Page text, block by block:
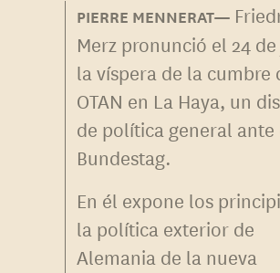
Merz pronunció el 24
la víspera de la cumbre
OTAN en La Haya, un
de política general ante
Bundestag.
En él expone los
la política exterior de
Alemania de la nueva